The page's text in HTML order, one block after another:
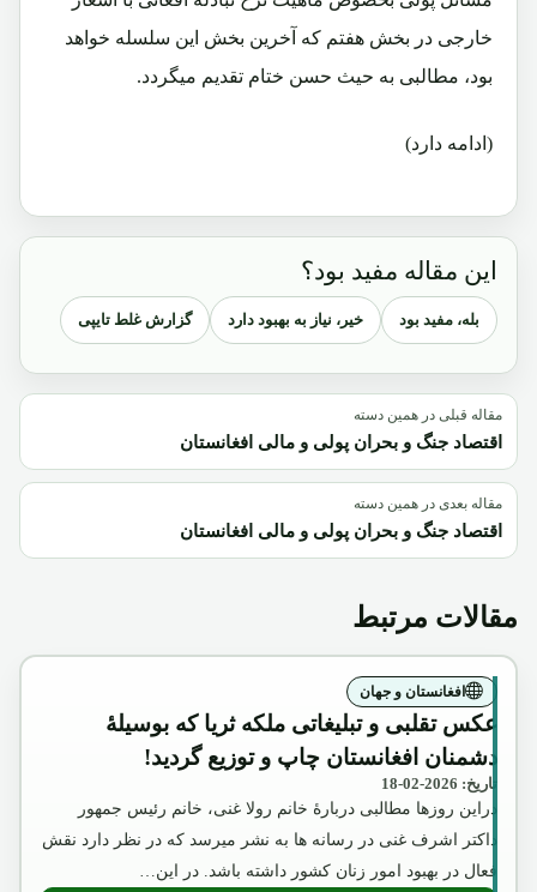
خارجی در بخش هفتم که آخرین بخش این سلسله خواهد
بود، مطالبی به حیث حسن ختام تقدیم میگردد.
(ادامه دارد)
این مقاله مفید بود؟
بله، مفید بود خیر، نیاز به بهبود دارد گزارش غلط تایپی
مقاله قبلی در همین دسته
اقتصاد جنگ و بحران پولی و مالی افغانستان
مقاله بعدی در همین دسته
اقتصاد جنگ و بحران پولی و مالی افغانستان
مقالات مرتبط
افغانستان و جهان
عکس تقلبی و تبلیغاتی ملکه ثریا که بوسیلۀ
دشمنان افغانستان چاپ و توزیع گردید!
تاریخ: 2026-02-18
دراین روزها مطالبی دربارۀ خانم رولا غنی، خانم رئیس جمهور
داکتر اشرف غنی در رسانه ها به نشر میرسد که در نظر دارد نقش
فعال در بهبود امور زنان کشور داشته باشد. در این…